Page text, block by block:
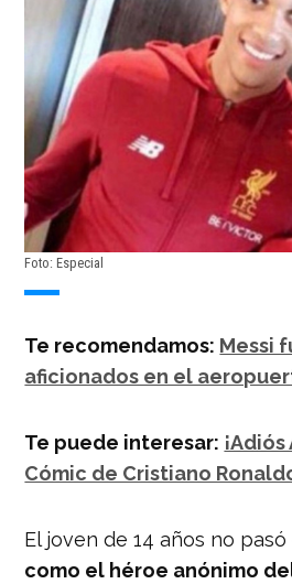
Foto: Especial
Te recomendamos: Messi
aficionados en el
Te puede interesar:
Cómic de Cristiano
El joven de 14 años no
como el héroe anónimo